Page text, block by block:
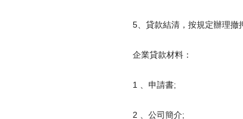
5、貸款結清，按規定辦理
企業貸款材料：
1 、申請書;
2 、公司簡介;